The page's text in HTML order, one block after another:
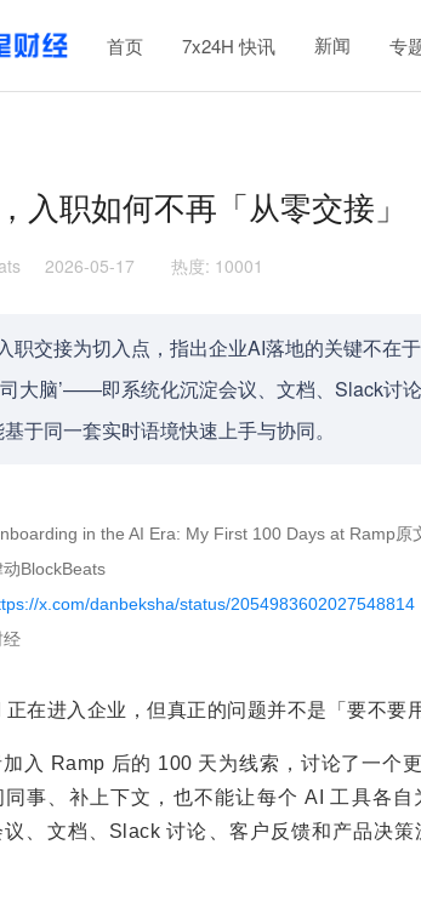
首页 7x24H 快讯 新闻 专
入职如何不再「从零交接」
2026-05-17 热度: 10001
职交接为切入点，指出企业AI落地的关键不在
司大脑’——即系统化沉淀会议、文档、Slack讨
于同一套实时语境快速上手与协同。
in the AI Era: My First 100 Days at Ramp
BlockBeats
x.com/danbeksha/status/2054983602027548814
经
在进入企业，但真正的问题并不是「要不要
入 Ramp 后的 100 天为线索，讨论了一个
同事、补上下文，也不能让每个 AI 工具各
议、文档、Slack 讨论、客户反馈和产品决